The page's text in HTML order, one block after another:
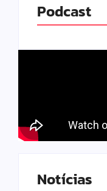
Podcast
Notícias